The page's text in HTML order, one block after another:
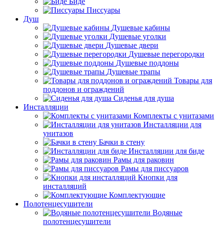
Писсуары
Душ
Душевые кабины
Душевые уголки
Душевые двери
Душевые перегородки
Душевые поддоны
Душевые трапы
Товары для
поддонов и ограждений
Сиденья для душа
Инсталляции
Комплекты с унитазами
Инсталляции для
унитазов
Бачки в стену
Инсталляции для биде
Рамы для раковин
Рамы для писсуаров
Кнопки для
инсталляций
Комплектующие
Полотенцесушители
Водяные
полотенцесушители